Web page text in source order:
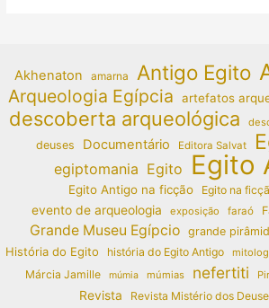
Akhenaton amarna Antigo Egito
Arqueologia Egípcia artefatos
descoberta arqueológica
deuses Documentário Editora Salvat
egiptomania Egito Egito
Egito Antigo na ficção Egito na
evento de arqueologia exposição faraó
Grande Museu Egípcio grande
História do Egito
história do Egito Antigo
Márcia Jamille múmia múmias nefertiti
Revista
Revista Mistério dos